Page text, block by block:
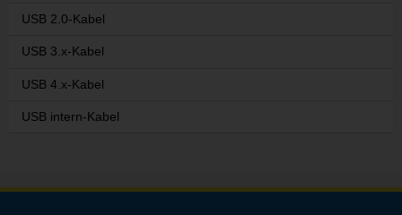
USB 2.0-Kabel
USB 3.x-Kabel
USB 4.x-Kabel
USB intern-Kabel